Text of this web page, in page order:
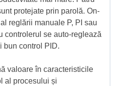
protejate prin parolă. On-
reglării manuale P, PI sau
controlerul se auto-reglează
bun control PID.
valoare în caracteristicile
al procesului și